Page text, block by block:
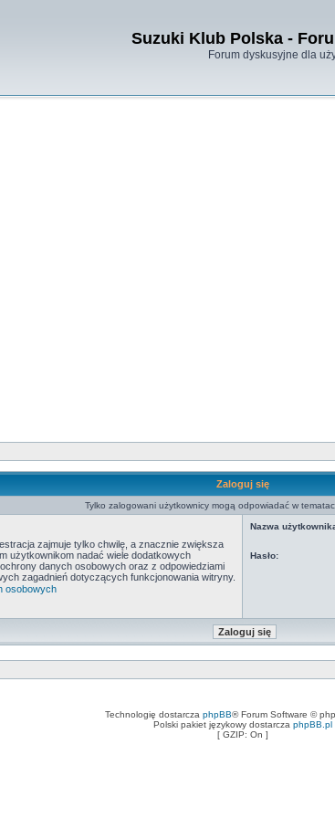
Suzuki Klub Polska -
Forum dyskusyjne dla
Zaloguj się
Tylko zalogowani użytkownicy mogą odpowiadać w
zajmuje tylko chwilę, a znacznie zwiększa
użytkownikom nadać wiele dodatkowych
danych osobowych oraz z odpowiedziami
zagadnień dotyczących funkcjonowania witryny.
osobowych
Nazwa
Hasło:
Technologię dostarcza phpBB® Forum Software ©
Polski pakiet językowy dostarcza phpBB.pl
[ GZIP: On ]